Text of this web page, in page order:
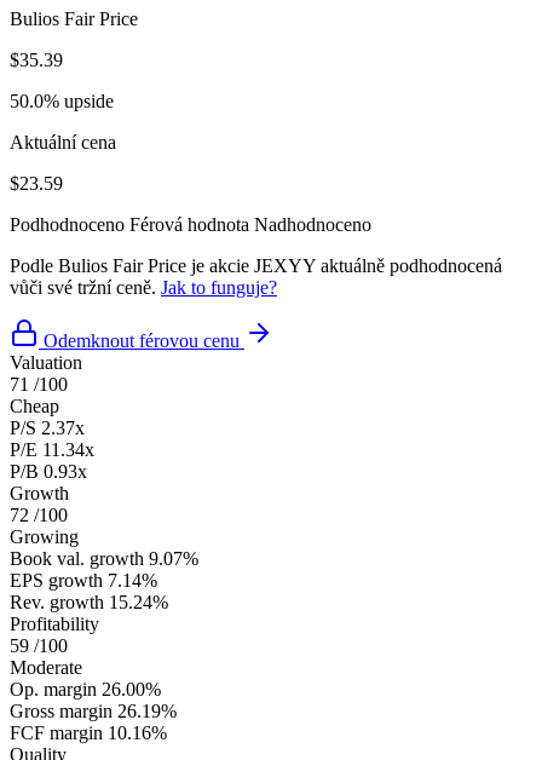
Bulios Fair Price
$35.39
50.0% upside
Aktuální cena
$23.59
Podhodnoceno Férová hodnota Nadhodnoceno
Podle Bulios Fair Price je akcie JEXYY aktuálně podhodnocená
vůči své tržní ceně. Jak to funguje?
Odemknout férovou cenu
Valuation
71 /100
Cheap
P/S 2.37x
P/E 11.34x
P/B 0.93x
Growth
72 /100
Growing
Book val. growth 9.07%
EPS growth 7.14%
Rev. growth 15.24%
Profitability
59 /100
Moderate
Op. margin 26.00%
Gross margin 26.19%
FCF margin 10.16%
Quality